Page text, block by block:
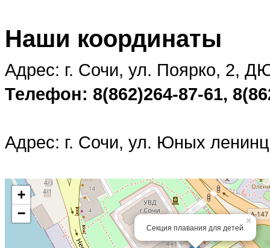
Наши координаты
Адрес: г. Сочи, ул. Поярко, 2,
Телефон: 8(862)264-87-61,
Адрес: г. Сочи, ул. Юных
Секция плавания для детей
×
+
−